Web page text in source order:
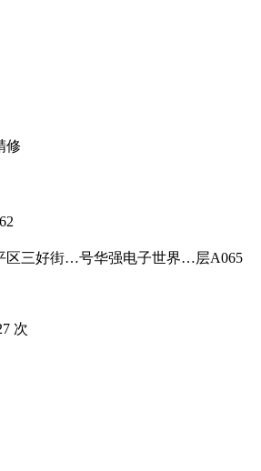
修
区三好街…号华强电子世界…层A065
次